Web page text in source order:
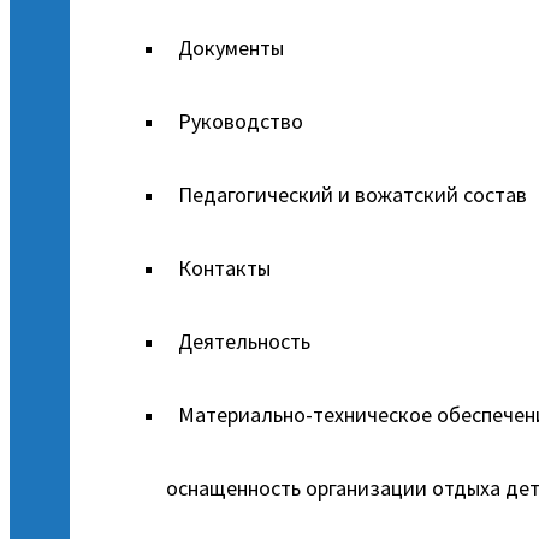
Документы
Руководство
Педагогический и вожатский состав
Контакты
Деятельность
Материально-техническое
оснащенность организации отдыха